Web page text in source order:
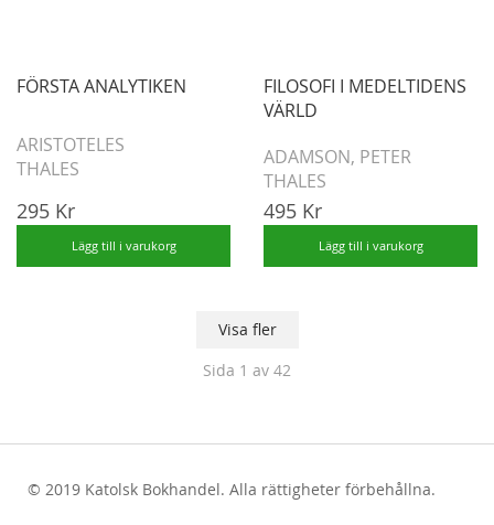
FÖRSTA ANALYTIKEN
ARISTOTELES
THALES
295 Kr
Lägg till i varukorg
FILOSOFI I MEDELTIDENS
VÄRLD
ADAMSON, PETER
THALES
495 Kr
Lägg till i varukorg
Visa fler
Sida 1 av 42
© 2019 Katolsk Bokhandel. Alla rättigheter förbehållna.